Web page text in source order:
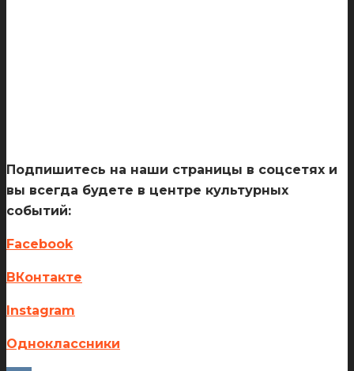
Подпишитесь на наши страницы в соцсетях и
вы всегда будете в центре культурных
событий:
Facebook
ВКонтакте
Instagram
Одноклассники